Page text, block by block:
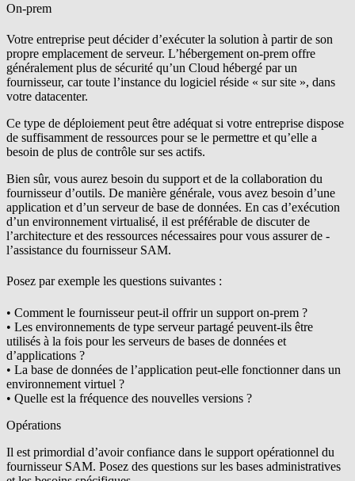
On-prem
Votre entreprise peut décider d’exécuter la solution à partir de son
propre emplacement de serveur. L’hébergement on-prem offre
généralement plus de sécurité qu’un Cloud hébergé par un
fournisseur, car toute l’instance du logiciel réside « sur site », dans
votre datacenter.
Ce type de déploiement peut être adéquat si votre entreprise dispose
de suffisamment de ressources pour se le permettre et qu’elle a
besoin de plus de contrôle sur ses actifs.
Bien sûr, vous aurez besoin du support et de la collaboration du
fournisseur d’outils. De manière générale, vous avez besoin d’une
application et d’un serveur de base de données. En cas d’exécution
d’un environnement virtualisé, il est préférable de discuter de
l’architecture et des ressources nécessaires pour vous assurer de ­
l’assistance du fournisseur SAM.
Posez par exemple les questions suivantes :
• Comment le fournisseur peut-il offrir un support on-prem ?
• Les environnements de type serveur partagé peuvent-ils être
utilisés à la fois pour les serveurs de bases de données et
d’applications ?
• La base de données de l’application peut-elle fonctionner dans un
environnement virtuel ?
• Quelle est la fréquence des nouvelles versions ?
Opérations
Il est primordial d’avoir confiance dans le support opérationnel du
fournisseur SAM. Posez des questions sur les bases administratives